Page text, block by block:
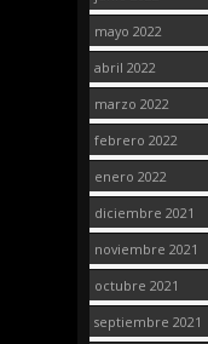
mayo 2022
abril 2022
marzo 2022
febrero 2022
enero 2022
diciembre 2021
noviembre 2021
octubre 2021
septiembre 2021